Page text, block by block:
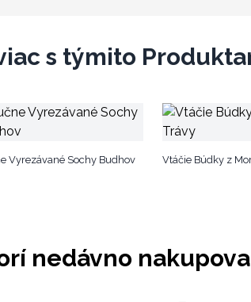
s týmito
Vyrezávané Sochy Budhov
Vtáčie Búdky z
nedávno